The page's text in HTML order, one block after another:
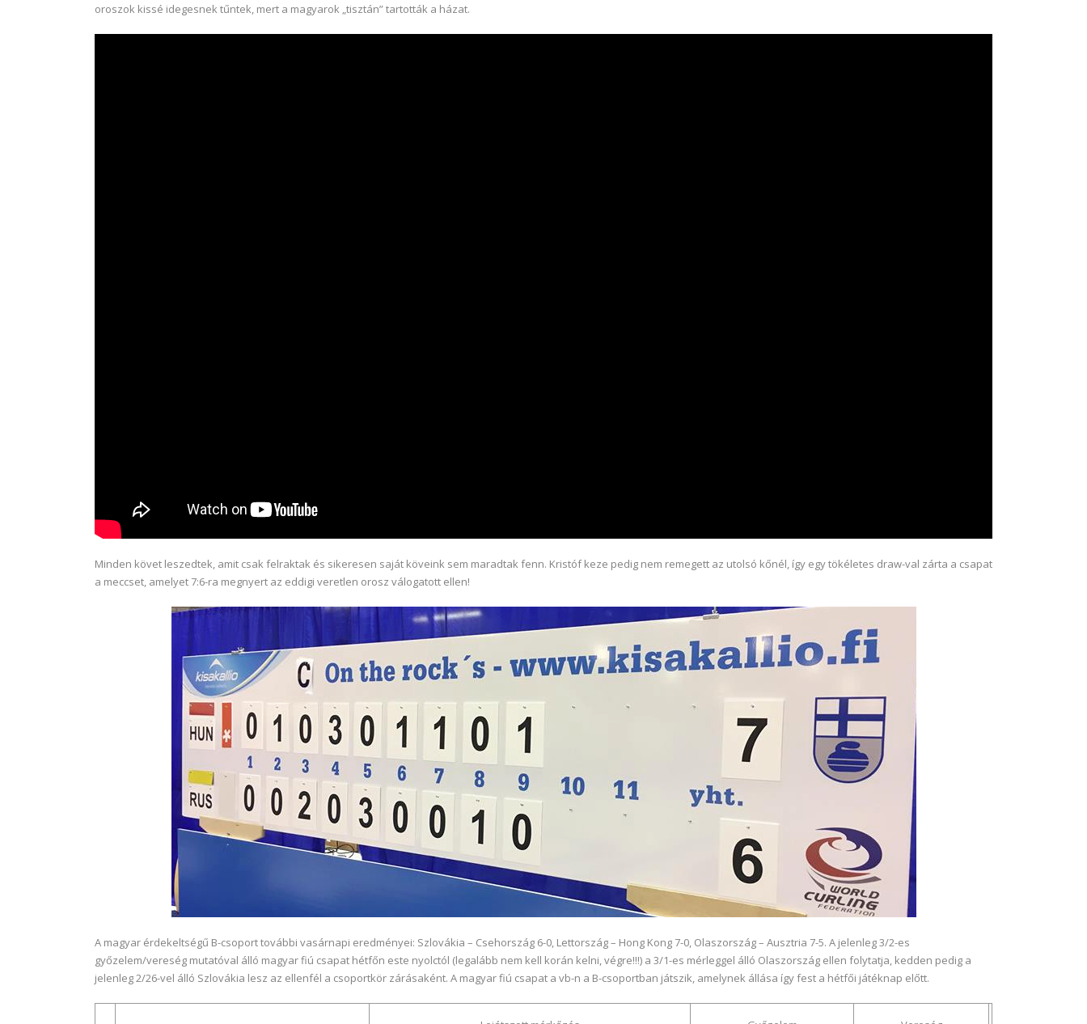
oroszok kissé idegesnek tűntek, mert a magyarok „tisztán” tartották a házat.
Minden követ leszedtek, amit csak felraktak és sikeresen saját köveink sem maradtak fenn. Kristóf keze pedig nem remegett az utolsó kőnél, így egy tökéletes draw-val zárta a csapat
a meccset, amelyet 7:6-ra megnyert az eddigi veretlen orosz válogatott ellen!
A magyar érdekeltségű B-csoport további vasárnapi eredményei: Szlovákia – Csehország 6-0, Lettország – Hong Kong 7-0, Olaszország – Ausztria 7-5. A jelenleg 3/2-es
győzelem/vereség mutatóval álló magyar fiú csapat hétfőn este nyolctól (legalább nem kell korán kelni, végre!!!) a 3/1-es mérleggel álló Olaszország ellen folytatja, kedden pedig a
jelenleg 2/26-vel álló Szlovákia lesz az ellenfél a csoportkör zárásaként. A magyar fiú csapat a vb-n a B-csoportban játszik, amelynek állása így fest a hétfői játéknap előtt.